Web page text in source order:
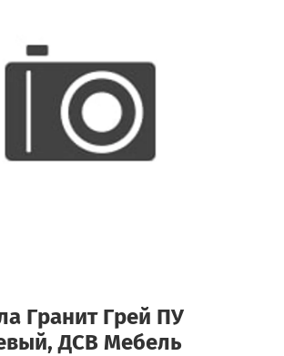
Гранит Грей ПУ
ДСВ Мебель